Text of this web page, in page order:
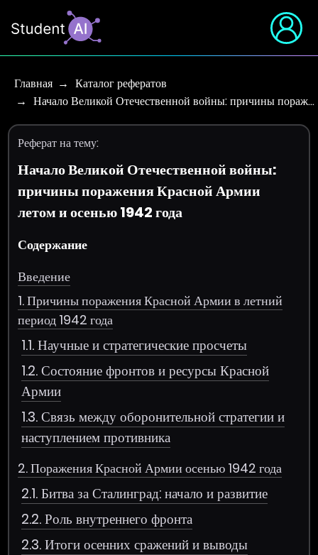
Главная
Каталог рефератов
Начало Великой Отечественной войны: причины пораж…
Реферат на тему:
Начало Великой Отечественной войны:
причины поражения Красной Армии
летом и осенью 1942 года
Содержание
Введение
1. Причины поражения Красной Армии в летний
период 1942 года
1.1. Научные и стратегические просчеты
1.2. Состояние фронтов и ресурсы Красной
Армии
1.3. Связь между оборонительной стратегии и
наступлением противника
2. Поражения Красной Армии осенью 1942 года
2.1. Битва за Сталинград: начало и развитие
2.2. Роль внутреннего фронта
2.3. Итоги осенних сражений и выводы